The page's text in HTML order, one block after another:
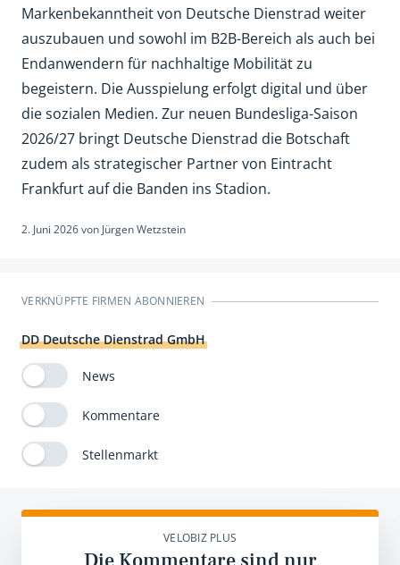
Markenbekanntheit von Deutsche Dienstrad weiter
auszubauen und sowohl im B2B-Bereich als auch bei
Endanwendern für nachhaltige Mobilität zu
begeistern. Die Ausspielung erfolgt digital und über
die sozialen Medien. Zur neuen Bundesliga-Saison
2026/27 bringt Deutsche Dienstrad die Botschaft
zudem als strategischer Partner von Eintracht
Frankfurt auf die Banden ins Stadion.
2. Juni 2026von Jürgen Wetzstein
VERKNÜPFTE FIRMEN ABONNIEREN
DD Deutsche Dienstrad GmbH
News
Kommentare
Stellenmarkt
VELOBIZ PLUS